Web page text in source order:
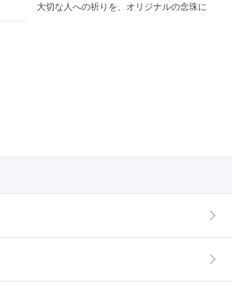
大切な人への祈りを、オリジナルの念珠に